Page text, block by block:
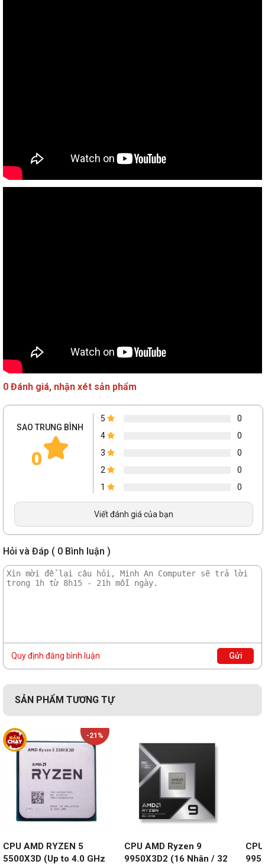
0 Đánh giá, nhận xét sản phẩm
SAO TRUNG BÌNH
0
5
0
4
0
3
0
2
0
1
0
Viết đánh giá của bạn
Hỏi và Đáp ( 0 Bình luận )
Quy định đăng bình luận Gửi
SẢN PHẨM TƯƠNG TỰ
-21%
CPU AMD RYZEN 5
5500X3D (Up to 4.0 GHz
CPU AMD Ryzen 9
9950X3D2 (16 Nhân / 32